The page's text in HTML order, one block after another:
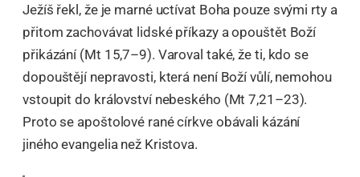
Ježíš řekl, že je marné uctívat Boha pouze svými rty a
přitom zachovávat lidské příkazy a opouštět Boží
přikázání (Mt 15,7–9). Varoval také, že ti, kdo se
dopouštějí nepravosti, která není Boží vůlí, nemohou
vstoupit do království nebeského (Mt 7,21–23).
Proto se apoštolové rané církve obávali kázání
jiného evangelia než Kristova.